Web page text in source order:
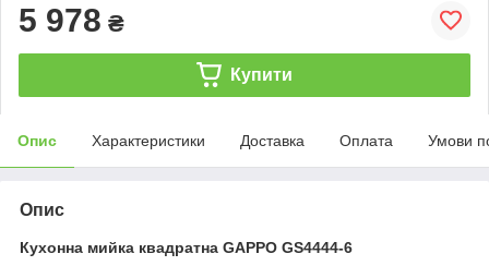
5 978 ₴
Купити
Опис Характеристики Доставка Оплата Умови
Опис
Кухонна мийка квадратна GAPPO GS4444-6